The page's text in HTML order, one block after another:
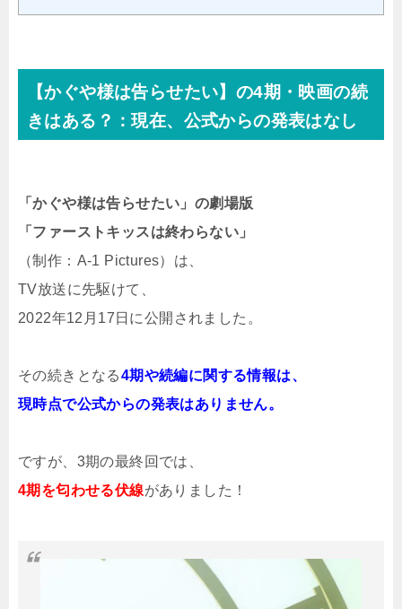
【かぐや様は告らせたい】の4期・映画の続
きはある？：現在、公式からの発表はなし
「かぐや様は告らせたい」の劇場版
「ファーストキッスは終わらない」
（制作：A-1 Pictures）は、
TV放送に先駆けて、
2022年12月17日に公開されました。
その続きとなる4期や続編に関する情報は、
現時点で公式からの発表はありません。
ですが、3期の最終回では、
4期を匂わせる伏線がありました！